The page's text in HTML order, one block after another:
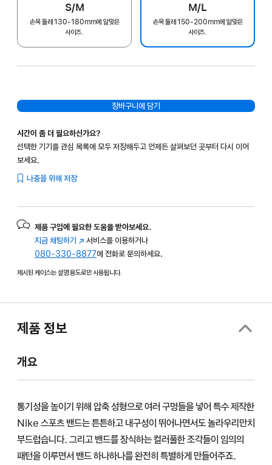
S/M
손목 둘레 130-180mm에 알맞은
사이즈.
M/L
손목 둘레 150-200mm에 알맞은
사이즈.
장바구니에 담기
시간이 좀 더 필요하신가요?
선택한 기기를 관심 목록에 모두 저장해두고 언제든 살펴보던 곳부터 다시 이어
보세요.
나중을 위해 저장
제품 구입에 필요한 도움을 받아보세요.
지금 채팅하기 (새
창에서
열림)
서비스를 이용하거나
080-330-8877에 전화로 문의하세요.
제시된 케이스는 설명 용도로만 사용됩니다.
제품 정보
개요
통기성을 높이기 위해 압축 성형으로 여러 구멍들을 넣어 특수 제작한
Nike 스포츠 밴드는 튼튼하고 내구성이 뛰어나면서도 놀라우리만치
부드럽습니다. 그리고 밴드를 장식하는 컬러풀한 조각들이 임의의
패턴을 이루면서 밴드 하나하나를 완전히 특별하게 만들어주죠.